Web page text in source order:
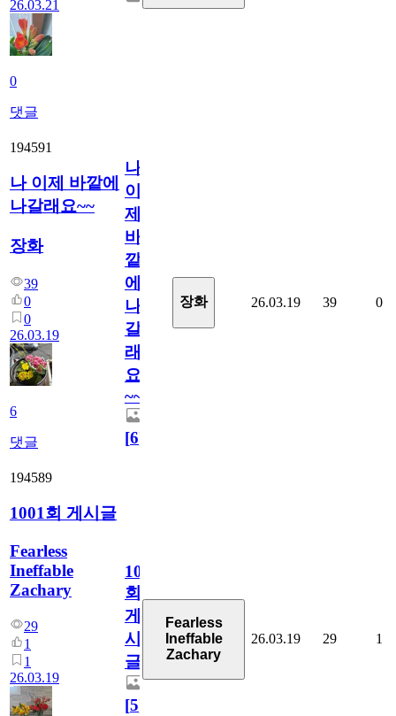
26.03.21
0
댓글
194591
나 이제 바깥에
나갈래요~~
장화
39
0
0
26.03.19
6
댓글
나
이
제
바
깥
에
나
갈
래
요
~~
[6]
장화 26.03.19 39 0
194589
1001회 게시글
Fearless
Ineffable
Zachary
29
1
1
26.03.19
1001
회
게
시
글
[5]
Fearless
Ineffable
Zachary
26.03.19 29 1